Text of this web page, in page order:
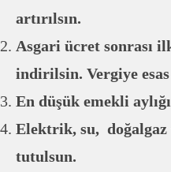
artırılsın.
Asgari ücret sonrası
indirilsin. Vergiye
En düşük emekli
Elektrik, su,
tutulsun.